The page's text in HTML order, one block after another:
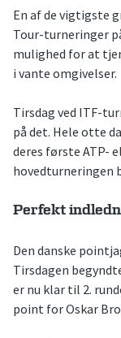
En af de vigtigste
Tour-turneringer
mulighed for at
i vante omgivelser.
Tirsdag ved ITF-
på det. Hele otte
deres første ATP-
hovedturneringen
Perfekt
Den danske
Tirsdagen
er nu klar til 2.
point for Oskar